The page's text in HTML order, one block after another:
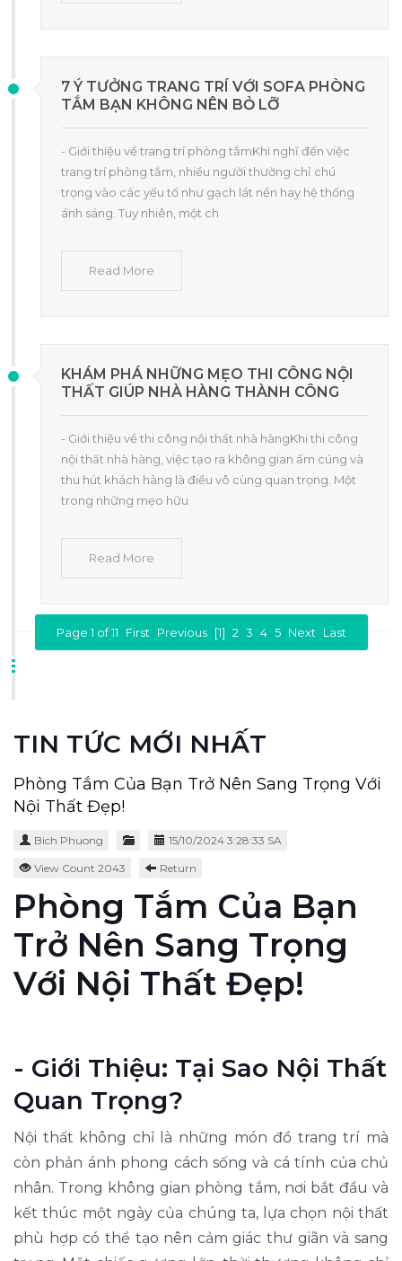
7 Ý TƯỞNG TRANG TRÍ VỚI SOFA PHÒNG
TẮM BẠN KHÔNG NÊN BỎ LỠ
- Giới thiệu về trang trí phòng tắmKhi nghĩ đến việc
trang trí phòng tắm, nhiều người thường chỉ chú
trọng vào các yếu tố như gạch lát nền hay hệ thống
ánh sáng. Tuy nhiên, một ch
Read More
KHÁM PHÁ NHỮNG MẸO THI CÔNG NỘI
THẤT GIÚP NHÀ HÀNG THÀNH CÔNG
- Giới thiệu về thi công nội thất nhà hàngKhi thi công
nội thất nhà hàng, việc tạo ra không gian ấm cúng và
thu hút khách hàng là điều vô cùng quan trọng. Một
trong những mẹo hữu
Read More
Page 1 of 11 First Previous [1] 2 3 4 5 Next Last
TIN TỨC MỚI NHẤT
Phòng Tắm Của Bạn Trở Nên Sang Trọng Với
Nội Thất Đẹp!
Bich Phuong 15/10/2024 3:28:33 SA
View Count 2043 Return
Phòng Tắm Của Bạn
Trở Nên Sang Trọng
Với Nội Thất Đẹp!
- Giới Thiệu: Tại Sao Nội Thất
Quan Trọng?
Nội thất không chỉ là những món đồ trang trí mà
còn phản ánh phong cách sống và cá tính của chủ
nhân. Trong không gian phòng tắm, nơi bắt đầu và
kết thúc một ngày của chúng ta, lựa chọn nội thất
phù hợp có thể tạo nên cảm giác thư giãn và sang